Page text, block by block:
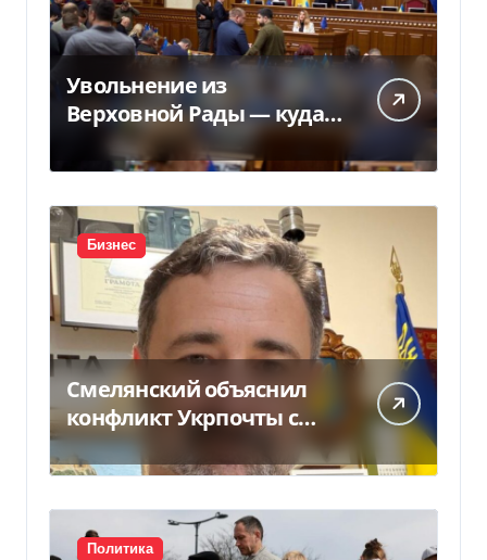
Увольнение из
Верховной Рады — куда
исчез 71 народный
депутат за семь лет
Бизнес
Смелянский объяснил
конфликт Укрпочты с
НБУ из-за платежек
Политика